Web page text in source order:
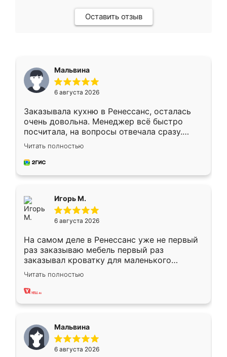
Оставить отзыв
Мальвина
6 августа 2026
Заказывала кухню в Ренессанс, осталась
очень довольна. Менеджер всё быстро
посчитала, на вопросы отвечала сразу.
Замерщик приехал в субботу, подошёл к
делу со всей ответственностью. Собрали
за день, ребята работали аккуратно, даже
Читать полностью
Игорь М.
6 августа 2026
На самом деле в Ренессанс уже не первый
раз заказываю мебель первый раз
заказывал кроватку для маленького
ребёнка при его рождении ,во второй раз
заказал шкаф-купе. По качеству очень
хорошее сборка достаточно быстрая,
меньше, здесь же он более разнообразный.
Мне нравится ,если что-то потребуется из
мебели буду заказывать только здесь.
Читать полностью
Мальвина
6 августа 2026